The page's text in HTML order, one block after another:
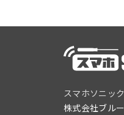
スマホソニック
株式会社ブル